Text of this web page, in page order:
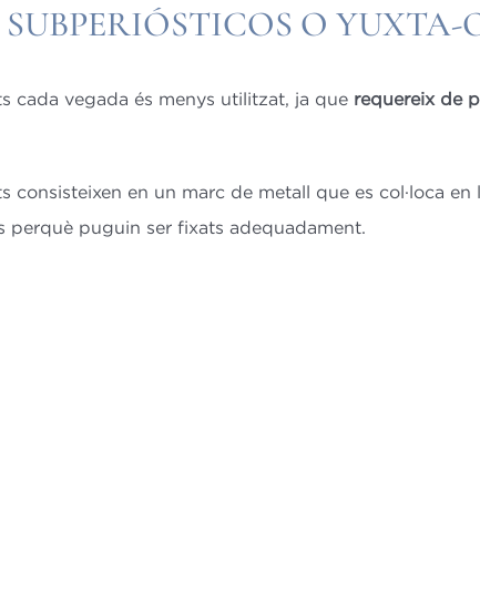
O YUXTA-
cada vegada és menys utilitzat, ja que requereix de
consisteixen en un marc de metall que es col·loca
perquè puguin ser fixats adequadament.